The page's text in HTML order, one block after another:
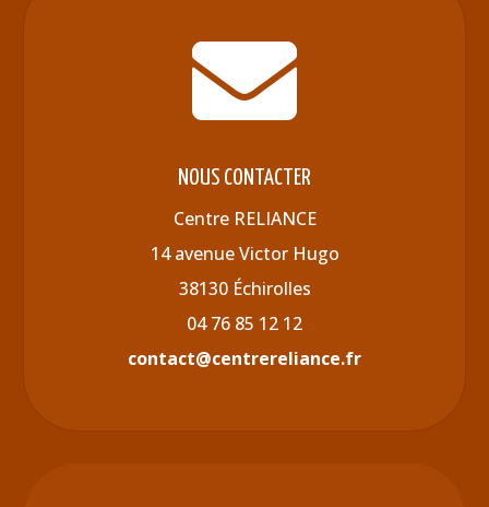

NOUS CONTACTER
Centre RELIANCE
14 avenue Victor Hugo
38130 Échirolles
04 76 85 12 12
contact@centrereliance.fr